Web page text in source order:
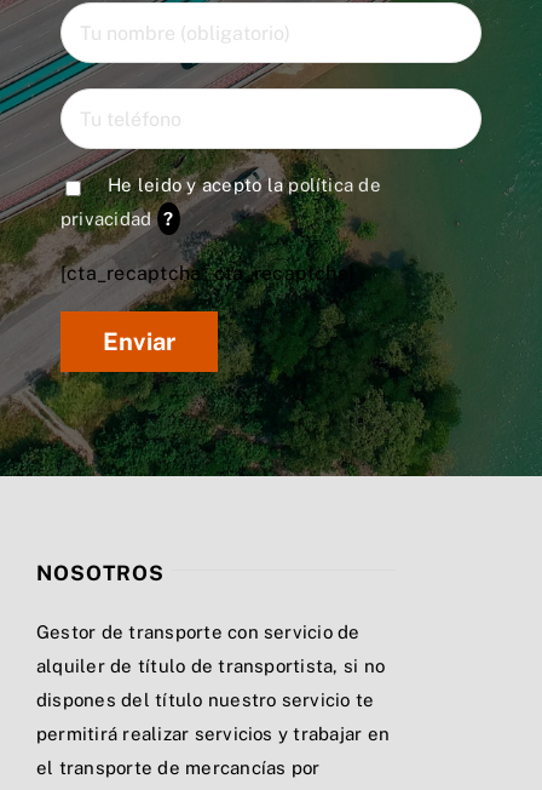
He leido y acepto lapolítica de
privacidad ?
[cta_recaptcha* cta_recaptcha]
NOSOTROS
Gestor de transporte con servicio de
alquiler de título de transportista, si no
dispones del título nuestro servicio te
permitirá realizar servicios y trabajar en
el transporte de mercancías por